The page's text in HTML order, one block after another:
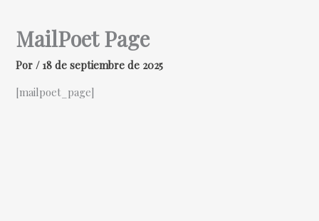
MailPoet Page
Por/ 18 de septiembre de 2025
[mailpoet_page]